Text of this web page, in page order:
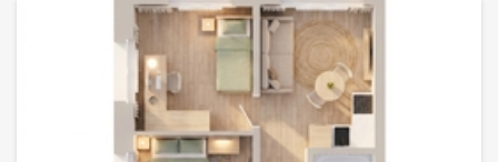
«ДЕСС-Инвест» (Группа строительных компаний «Восток
Центр Иркутск»)